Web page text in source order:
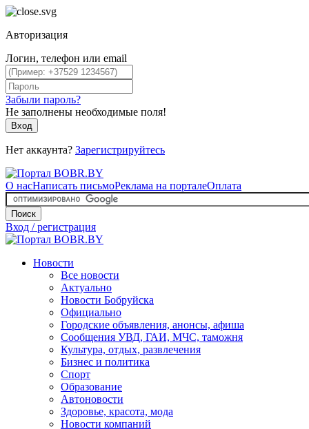
Авторизация
Логин, телефон или email
Забыли пароль?
Не заполнены необходимые поля!
Вход
Нет аккаунта? Зарегистрируйтесь
О насНаписать письмоРеклама на порталеОплата
Поиск
Вход / регистрация
Новости
Все новости
Актуально
Новости Бобруйска
Официально
Городские объявления, анонсы, афиша
Сообщения УВД, ГАИ, МЧС, таможня
Культура, отдых, развлечения
Бизнес и политика
Спорт
Образование
Автоновости
Здоровье, красота, мода
Новости компаний